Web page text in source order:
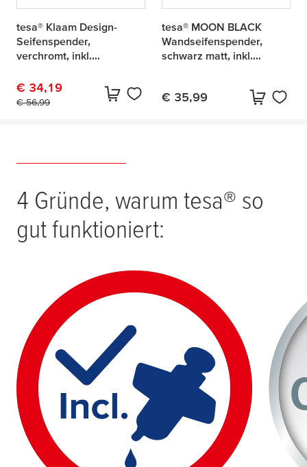
tesa® Klaam Design-
Seifenspender,
verchromt, inkl.
Aktueller Preis:
€ 34,19
Originalpreis:
€ 56,99
tesa® MOON BLACK
Wandseifenspender,
schwarz matt, inkl.
Aktueller Preis:
€ 35,99
4 Gründe, warum tesa® so
gut funktioniert: